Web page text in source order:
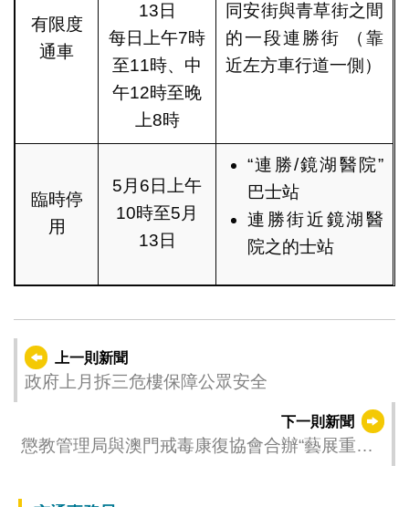
有限度
通車
13日
每日上午7時
至11時、中
午12時至晚
上8時
同安街與青草街之間
的一段連勝街 （靠
近左方車行道一側）
臨時停
用
5月6日上午
10時至5月
13日
“連勝/鏡湖醫院”
巴士站
連勝街近鏡湖醫
院之的士站
上一則新聞
政府上月拆三危樓保障公眾安全
下一則新聞
懲教管理局與澳門戒毒康復協會合辦“藝展重生